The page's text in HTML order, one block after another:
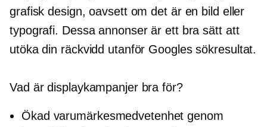
grafisk design, oavsett om det är en bild eller
typografi. Dessa annonser är ett bra sätt att
utöka din räckvidd utanför Googles sökresultat.
Vad är displaykampanjer bra för?
Ökad varumärkesmedvetenhet genom